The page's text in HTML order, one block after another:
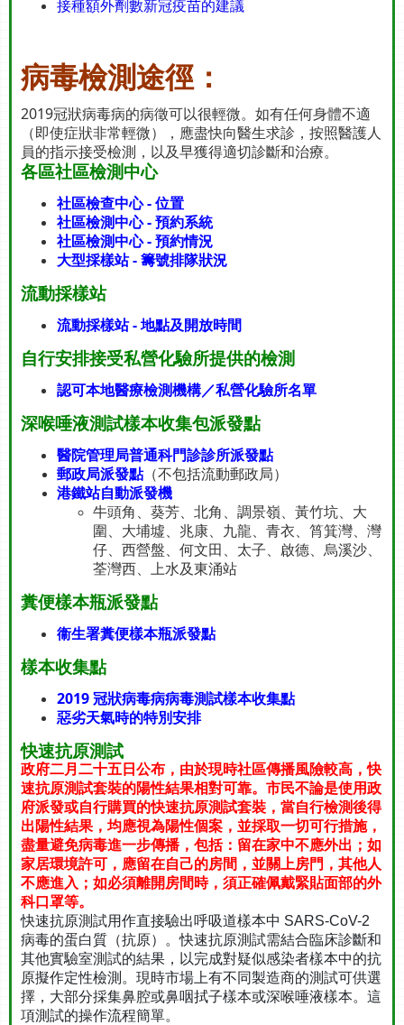
接種額外劑數新冠疫苗的建議
病毒檢測途徑：
2019冠狀病毒病的病徵可以很輕微。如有任何身體不適
（即使症狀非常輕微），應盡快向醫生求診，按照醫護人
員的指示接受檢測，以及早獲得適切診斷和治療。
各區社區檢測中心
社區檢查中心 - 位置
社區檢測中心 - 預約系統
社區檢測中心 - 預約情況
大型採樣站 - 籌號排隊狀況
流動採樣站
流動採樣站 - 地點及開放時間
自行安排接受私營化驗所提供的檢測
認可本地醫療檢測機構／私營化驗所名單
深喉唾液測試樣本收集包派發點
醫院管理局普通科門診診所派發點
郵政局派發點（不包括流動郵政局）
港鐵站自動派發機
牛頭角、葵芳、北角、調景嶺、黃竹坑、大
圍、大埔墟、兆康、九龍、青衣、筲箕灣、灣
仔、西營盤、何文田、太子、啟德、烏溪沙、
荃灣西、上水及東涌站
糞便樣本瓶派發點
衞生署糞便樣本瓶派發點
樣本收集點
2019 冠狀病毒病病毒測試樣本收集點
惡劣天氣時的特別安排
快速抗原測試
政府二月二十五日公布，由於現時社區傳播風險較高，快
速抗原測試套裝的陽性結果相對可靠。市民不論是使用政
府派發或自行購買的快速抗原測試套裝，當自行檢測後得
出陽性結果，均應視為陽性個案，並採取一切可行措施，
盡量避免病毒進一步傳播，包括：留在家中不應外出；如
家居環境許可，應留在自己的房間，並關上房門，其他人
不應進入；如必須離開房間時，須正確佩戴緊貼面部的外
科口罩等。
快速抗原測試用作直接驗出呼吸道樣本中 SARS-CoV-2
病毒的蛋白質（抗原）。快速抗原測試需結合臨床診斷和
其他實驗室測試的結果，以完成對疑似感染者樣本中的抗
原擬作定性檢測。現時市場上有不同製造商的測試可供選
擇，大部分採集鼻腔或鼻咽拭子樣本或深喉唾液樣本。這
項測試的操作流程簡單。